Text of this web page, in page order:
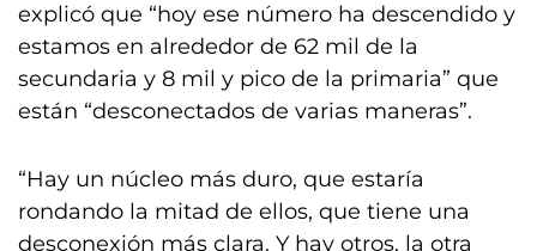
explicó que “hoy ese número ha descendido y
estamos en alrededor de 62 mil de la
secundaria y 8 mil y pico de la primaria” que
están “desconectados de varias maneras”.
“Hay un núcleo más duro, que estaría
rondando la mitad de ellos, que tiene una
desconexión más clara. Y hay otros, la otra